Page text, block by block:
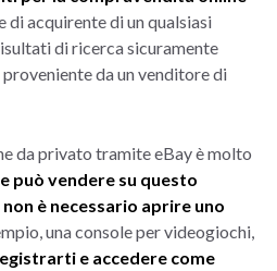
di acquirente di un qualsiasi
di ricerca sicuramente
da un venditore di
da privato tramite eBay è molto
può vendere su questo
è necessario aprire uno
una console per videogiochi,
e accedere come